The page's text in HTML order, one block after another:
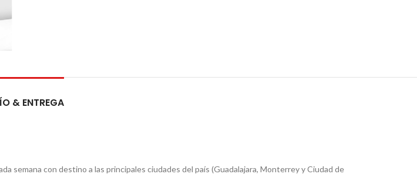
& ENTREGA
con destino a las principales ciudades del país (Guadalajara, Monterrey y Ciudad de